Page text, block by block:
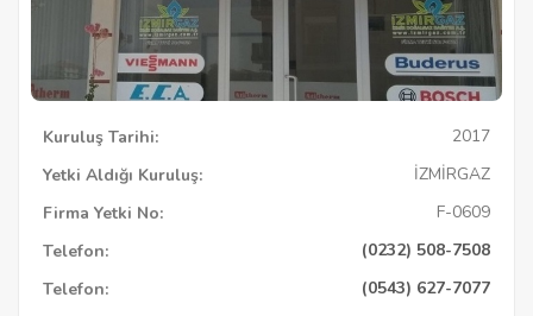
Kuruluş Tarihi:
2017
Yetki Aldığı Kuruluş:
İZMİRGAZ
Firma Yetki No:
F-0609
Telefon:
(0232) 508-7508
Telefon:
(0543) 627-7077